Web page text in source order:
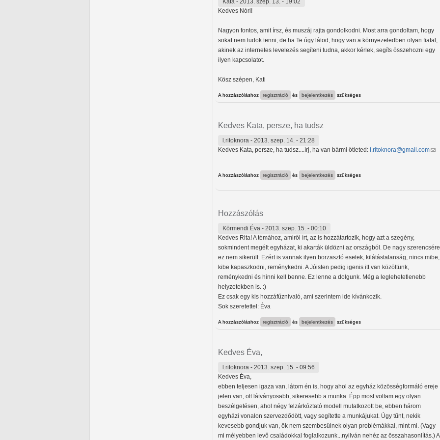
Kata - 2013. szep. 13. - 19:02
Kedves Nóri!
Nagyon fontos, amit írsz, és muszáj rajta gondolkodni. Most arra gondoltam, hogy
sokat nem tudok tenni, de ha Te úgy látod, hogy van a környezetedben olyan fiatal,
akinek az internetes levelezés segíteni tudna, akkor kérlek, segíts összehozni egy
ilyen kapcsolatot.
Kösz szépen, Kati
A hozzászóláshoz regisztráció és bejelentkezés szükséges
Kedves Kata, persze, ha tudsz
l.ritoknora - 2013. szep. 14. - 21:28
Kedves Kata, persze, ha tudsz....írj, ha van bármi ötleted: l.ritoknora@gmail.com
A hozzászóláshoz regisztráció és bejelentkezés szükséges
Hozzászólás
Körmendi Éva - 2013. szep. 15. - 00:10
Kedves Rita! A témához, amiről írt, az is hozzátartozik, hogy azt a szegény,
sokmindent megélt egyházat, ki akarták üldözni az országból. De nagy szerencsére
ez nem sikerült. Ezért is vannak ilyen borzasztó esetek, kilátástalanság, nincs mibe,
kibe kapaszkodni, reménykedni. A Jóisten pedig igenis itt van közöttünk,
reménykedni és hinni kell benne. Ez lenne a dolgunk. Még a leglehetetlenebb
helyzetekben is. :)
Ez csak egy kis hozzáfűznivaló, ami szerintem ide kívánkozik.
Sok szeretettel: Éva
A hozzászóláshoz regisztráció és bejelentkezés szükséges
Kedves Éva,
l.ritoknora - 2013. szep. 15. - 09:56
Kedves Éva,
ebben teljesen igaza van, látom én is, hogy ahol az egyház közösségformáló ereje
jelen van, ott látványosabb, sikeresebb a munka. Épp most voltam egy olyan
beszélgetésen, ahol négy felzárkóztató modell mutatkozott be, ebben három
egyházi vonalon szervezdődött, vagy segítette a munkájukat. Úgy tűnt, nekik
kevesebb gondjuk van, ők nem szembesülnek olyan problémákkal, mint mi. (Vagy
mi mélyebben levő családokkal foglalkozunk...nyilván nehéz az összahasonlítás.) A